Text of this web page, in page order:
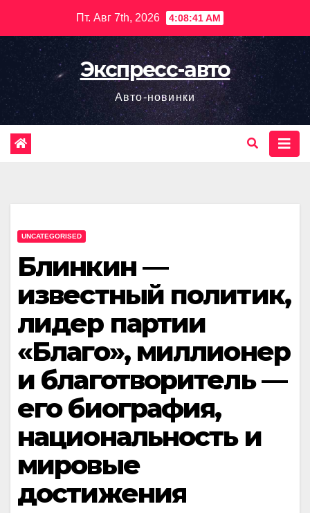
содержимому
Пт. Авг 7th, 2026 4:08:42 AM
Экспресс-авто
Авто-новинки
UNCATEGORISED
Блинкин —
известный политик,
лидер партии
«Благо», миллионер
и благотворитель —
его биография,
национальность и
мировые
достижения